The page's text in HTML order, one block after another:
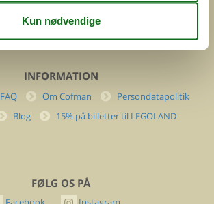
info@cofman.com
INFORMATION
FAQ Om Cofman
Persondatapolitik
Blog 15% på billetter til LEGOLAND
FØLG OS PÅ